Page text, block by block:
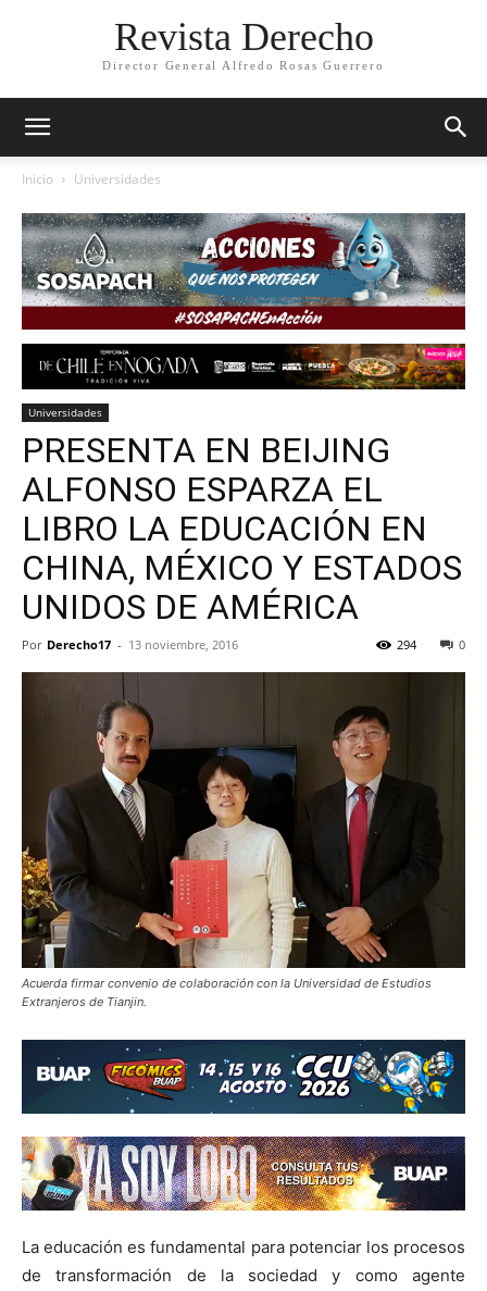
Revista Derecho
Director General Alfredo Rosas Guerrero
Inicio Universidades
Universidades
PRESENTA EN BEIJING
ALFONSO ESPARZA EL
LIBRO LA EDUCACIÓN EN
CHINA, MÉXICO Y ESTADOS
UNIDOS DE AMÉRICA
Por Derecho17 - 13 noviembre, 2016 0
294
Acuerda firmar convenio de colaboración con la Universidad de Estudios
Extranjeros de Tianjin.
La educación es fundamental para potenciar los procesos
de transformación de la sociedad y como agente